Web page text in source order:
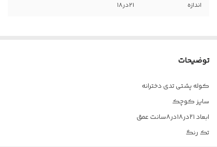
اندازه 21در۱۸
توضیحات
کوله پشتی تدی دخترانه
سایز کوچک
ابعاد ۲۱در۱۸در۸سانت عمق
تک رنگ